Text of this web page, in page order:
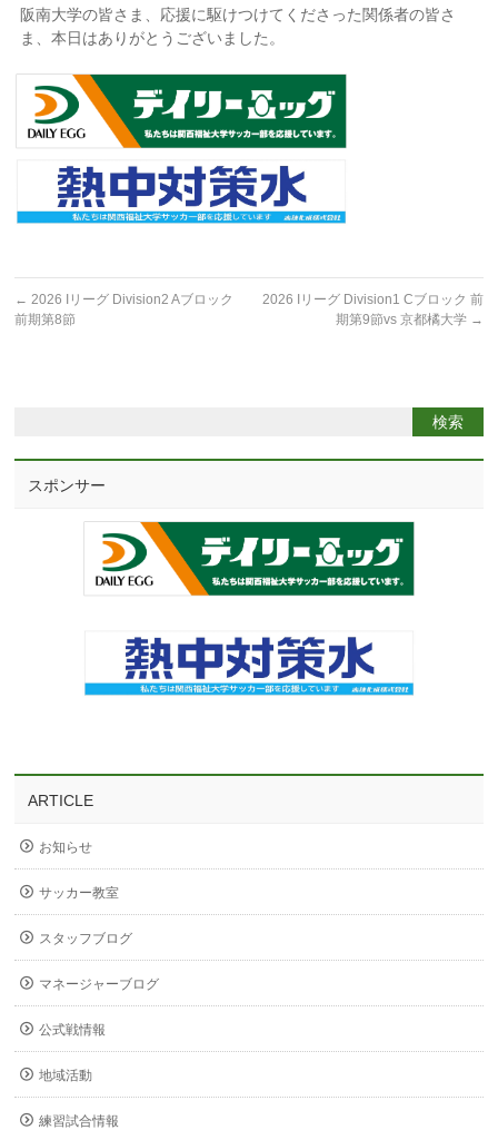
阪南大学の皆さま、応援に駆けつけてくださった関係者の皆さ
ま、本日はありがとうございました。
← 2026 Iリーグ Division2 Aブロック
前期第8節
2026 Iリーグ Division1 Cブロック 前
期第9節vs 京都橘大学 →
スポンサー
ARTICLE
お知らせ
サッカー教室
スタッフブログ
マネージャーブログ
公式戦情報
地域活動
練習試合情報